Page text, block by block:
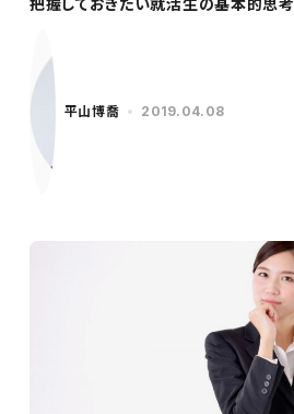
平山博喬 2019.04.08